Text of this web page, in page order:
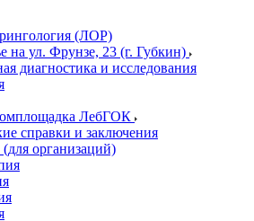
(ЛОР)
на ул. Фрунзе, 23 (г. Губкин)
диагностика и исследования
ЛебГОК
справки и заключения
организаций)